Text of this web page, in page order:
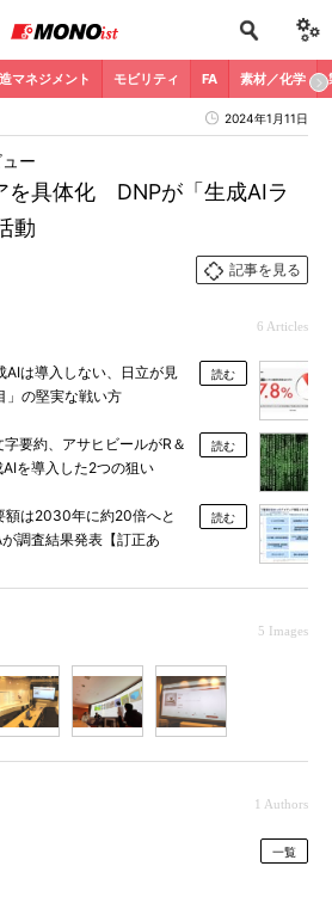
マネジメント モビリティ FA 素材／化学
2024年1月11日
を具体化 DNPが「生成AIラ
動
ー
記事を見る
6 Articles
AIは導入しない、日立が見
」の堅実な戦い方
読む
要約、アサヒビールがR＆
を導入した2つの狙い
読む
額は2030年に約20倍へと
調査結果発表【訂正あ
読む
5 Images
1 Authors
一覧